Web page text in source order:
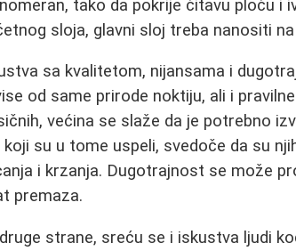
tako da pokrije čitavu ploču i
sloja, glavni sloj treba nanositi
sa kvalitetom, nijansama i
od same prirode noktiju, ali i
većina se slaže da je potrebno
koji su u tome uspeli, svedoče da su
i krzanja. Dugotrajnost se može
premaza.
strane, sreću se i iskustva ljudi